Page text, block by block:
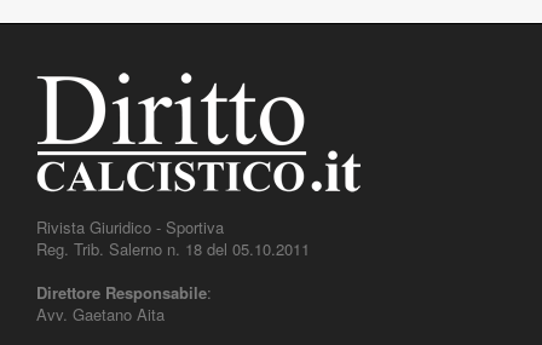
Rivista Giuridico - Sportiva
Reg. Trib. Salerno n. 18 del 05.10.2011
Direttore Responsabile:
Avv. Gaetano Aita